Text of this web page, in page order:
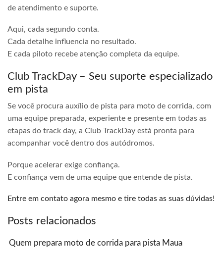
de atendimento e suporte.
Aqui, cada segundo conta.
Cada detalhe influencia no resultado.
E cada piloto recebe atenção completa da equipe.
Club TrackDay – Seu suporte especializado
em pista
Se você procura auxílio de pista para moto de corrida, com
uma equipe preparada, experiente e presente em todas as
etapas do track day, a Club TrackDay está pronta para
acompanhar você dentro dos autódromos.
Porque acelerar exige confiança.
E confiança vem de uma equipe que entende de pista.
Entre em contato agora mesmo e tire todas as suas dúvidas!
Posts relacionados
Quem prepara moto de corrida para pista Maua